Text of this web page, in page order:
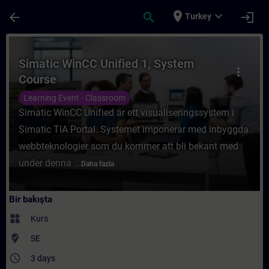
arrow_back search place Turkey expand_more login
Kurs - Simatic WinCC Unified 1, System
more_vert
Simatic WinCC Unified 1, System
Course
Learning Event - Classroom
Simatic WinCC Unified är ett visualiseringssystem i
Simatic TIA Portal. Systemet imponerar med inbyggda
webbteknologier som du kommer att bli bekant med
under denna ... Daha fazla
Bir bakışta
widgets Kurs
where_to_vote SE
access_time 3 days